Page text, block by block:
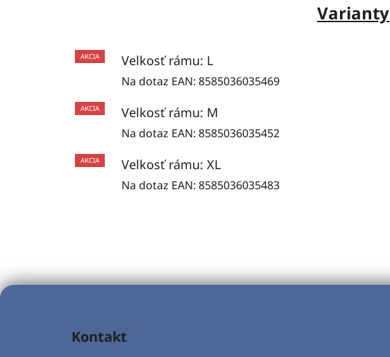
Varianty
AKCIA Velkosť rámu: L
Na dotaz EAN: 8585036035469
AKCIA Velkosť rámu: M
Na dotaz EAN: 8585036035452
AKCIA Velkosť rámu: XL
Na dotaz EAN: 8585036035483
Kontakt